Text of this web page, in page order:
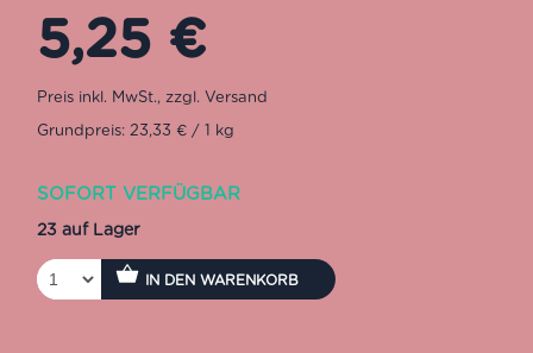
5,25 €
Grundpreis: 23,33 € / 1 kg
SOFORT VERFÜGBAR
23 auf Lager
IN DEN WARENKORB